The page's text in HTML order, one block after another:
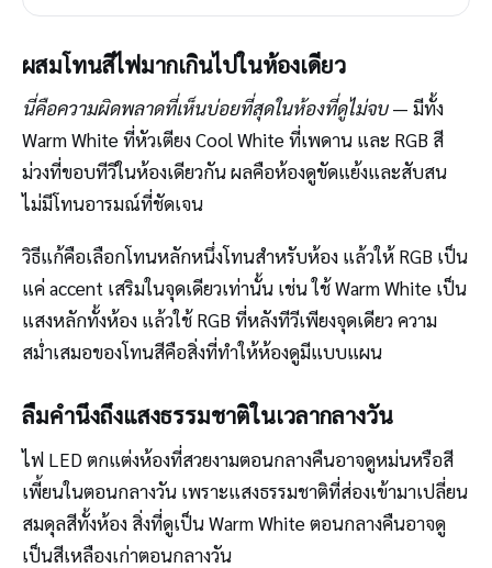
ผสมโทนสีไฟมากเกินไปในห้องเดียว
นี่คือความผิดพลาดที่เห็นบ่อยที่สุดในห้องที่ดูไม่จบ— มีทั้ง
Warm White ที่หัวเตียง Cool White ที่เพดาน และ RGB สี
ม่วงที่ขอบทีวีในห้องเดียวกัน ผลคือห้องดูขัดแย้งและสับสน
ไม่มีโทนอารมณ์ที่ชัดเจน
วิธีแก้คือเลือกโทนหลักหนึ่งโทนสำหรับห้อง แล้วให้ RGB เป็น
แค่ accent เสริมในจุดเดียวเท่านั้น เช่น ใช้ Warm White เป็น
แสงหลักทั้งห้อง แล้วใช้ RGB ที่หลังทีวีเพียงจุดเดียว ความ
สม่ำเสมอของโทนสีคือสิ่งที่ทำให้ห้องดูมีแบบแผน
ลืมคำนึงถึงแสงธรรมชาติในเวลากลางวัน
ไฟ LED ตกแต่งห้องที่สวยงามตอนกลางคืนอาจดูหม่นหรือสี
เพี้ยนในตอนกลางวัน เพราะแสงธรรมชาติที่ส่องเข้ามาเปลี่ยน
สมดุลสีทั้งห้อง สิ่งที่ดูเป็น Warm White ตอนกลางคืนอาจดู
เป็นสีเหลืองเก่าตอนกลางวัน